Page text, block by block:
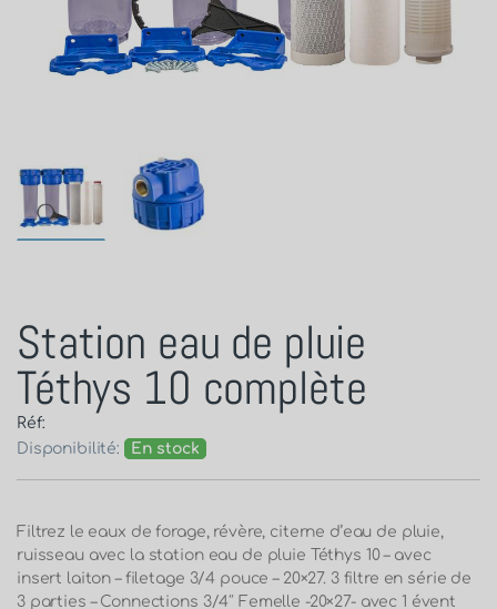
Station eau de pluie
Téthys 10 complète
Réf:
Disponibilité:
En stock
Filtrez le eaux de forage, révère, citerne d’eau de pluie,
ruisseau avec la station eau de pluie Téthys 10 – avec
insert laiton – filetage 3/4 pouce – 20×27. 3 filtre en série de
3 parties – Connections 3/4″ Femelle -20×27- avec 1 évent